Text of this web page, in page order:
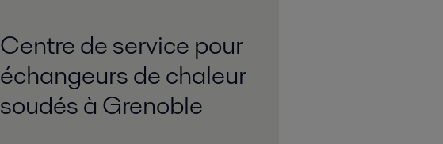
Centre de service pour
échangeurs de chaleur
soudés à Grenoble